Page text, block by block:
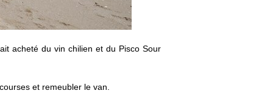
acheté du vin chilien et du Pisco Sour
et remeubler le van.